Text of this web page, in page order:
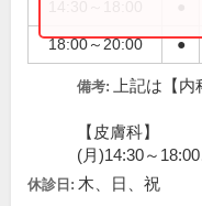
18:00～20:00 ●
備考: 上記は【
【皮膚科】
(月)14:30～
休診日: 木、日、祝